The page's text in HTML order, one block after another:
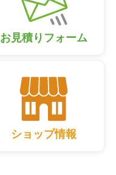
お見積りフォーム
ショップ情報